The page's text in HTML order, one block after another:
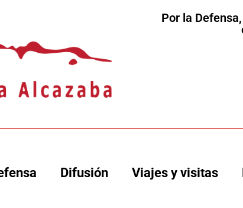
Por la
Difusión Viajes y visitas